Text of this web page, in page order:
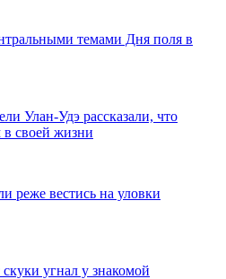
темами Дня поля в
Улан-Удэ рассказали, что
своей жизни
реже вестись на уловки
угнал у знакомой